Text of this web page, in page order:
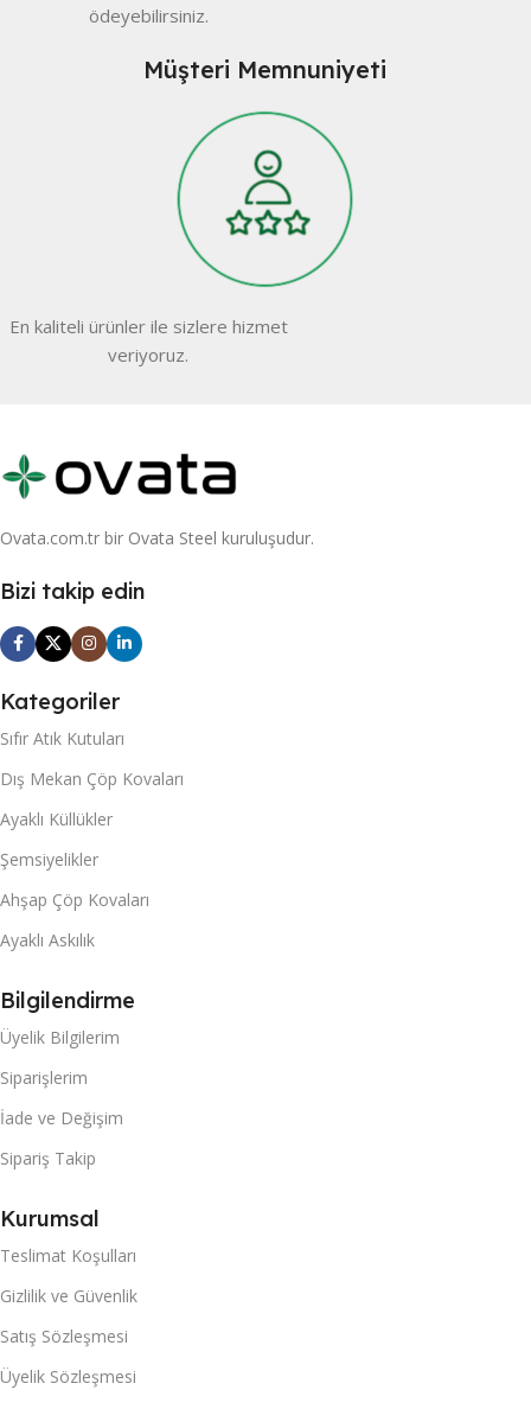
ödeyebilirsiniz.
Müşteri Memnuniyeti
En kaliteli ürünler ile sizlere hizmet
veriyoruz.
Ovata.com.tr bir Ovata Steel kuruluşudur.
Bizi takip edin
Kategoriler
Sıfır Atık Kutuları
Dış Mekan Çöp Kovaları
Ayaklı Küllükler
Şemsiyelikler
Ahşap Çöp Kovaları
Ayaklı Askılık
Bilgilendirme
Üyelik Bilgilerim
Siparişlerim
İade ve Değişim
Sipariş Takip
Kurumsal
Teslimat Koşulları
Gizlilik ve Güvenlik
Satış Sözleşmesi
Üyelik Sözleşmesi